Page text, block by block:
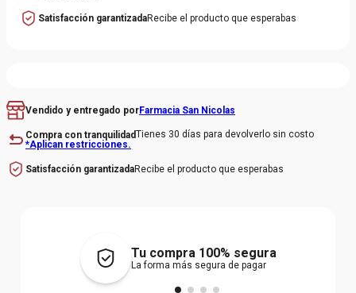
Satisfacción garantizadaRecibe el producto que esperabas
Vendido y entregado porFarmacia San Nicolas
Compra con tranquilidadTienes 30 días para devolverlo sin costo
*Aplican restricciones.
Satisfacción garantizadaRecibe el producto que esperabas
Tu compra 100% segura
La forma más segura de pagar